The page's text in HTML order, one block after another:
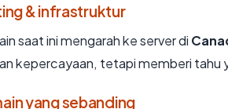
& infrastruktur
saat ini mengarah ke server di
kepercayaan, tetapi memberi tahu
yang sebanding